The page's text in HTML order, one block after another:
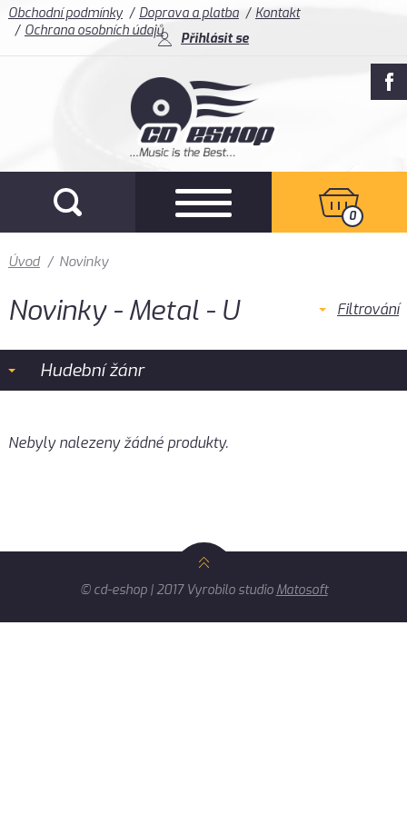
Obchodní podmínky Doprava a platba
Kontakt
Ochrana osobních údajů
Přihlásit se
0
Úvod / Novinky
Novinky - Metal - U Filtrování
Hudební žánr
Nebyly nalezeny žádné produkty.
© cd-eshop | 2017 Vyrobilo studio Matosoft